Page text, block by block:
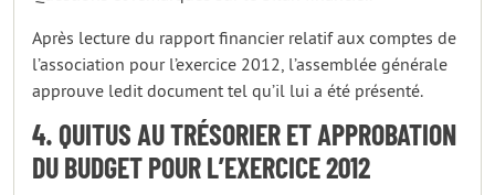
Après lecture du rapport financier relatif aux comptes de
l’association pour l’exercice 2012, l’assemblée générale
approuve ledit document tel qu’il lui a été présenté.
4. QUITUS AU TRÉSORIER ET APPROBATION
DU BUDGET POUR L’EXERCICE 2012